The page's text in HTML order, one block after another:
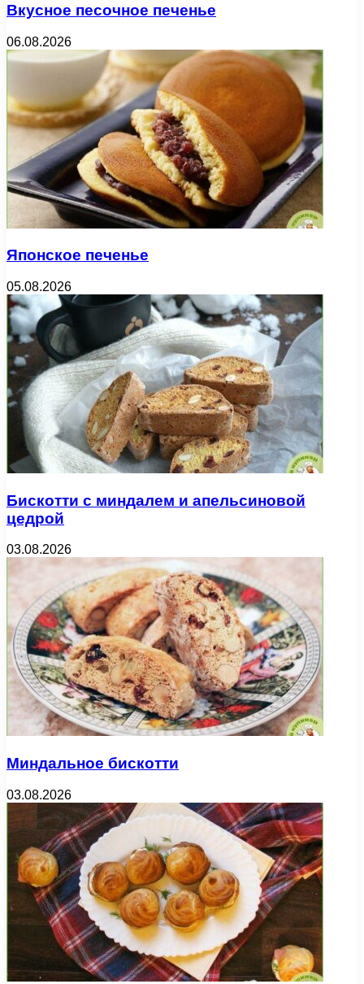
Вкусное песочное печенье
06.08.2026
Японское печенье
05.08.2026
Бискотти с миндалем и апельсиновой
цедрой
03.08.2026
Миндальное бискотти
03.08.2026